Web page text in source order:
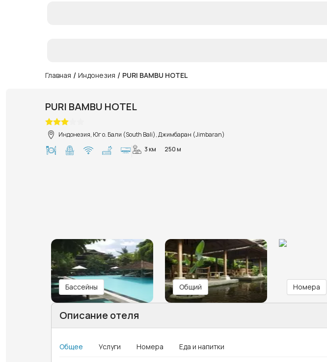
Главная / Индонезия / PURI BAMBU HOTEL
PURI BAMBU HOTEL
Индонезия, Юг о. Бали (South Bali), Джимбаран (Jimbaran)
3 км
250 м
Бассейны Общий Номера
Описание отеля
Общее Услуги Номера Еда и напитки